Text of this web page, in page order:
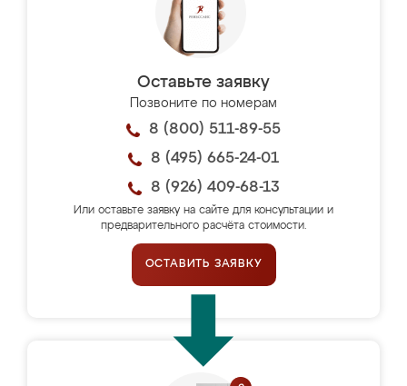
Оставьте заявку
Позвоните по номерам
8 (800) 511-89-55
8 (495) 665-24-01
8 (926) 409-68-13
Или оставьте заявку на сайте для консультации и
предварительного расчёта стоимости.
ОСТАВИТЬ ЗАЯВКУ